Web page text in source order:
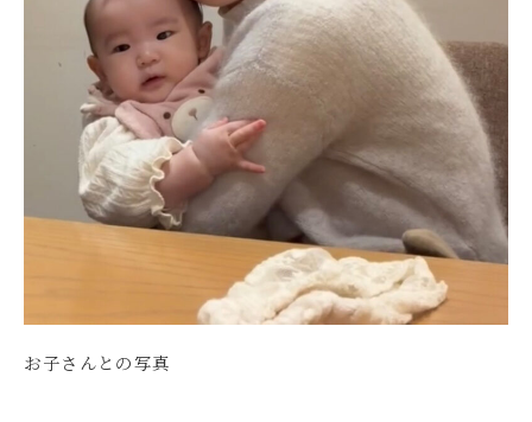
お子さんとの写真